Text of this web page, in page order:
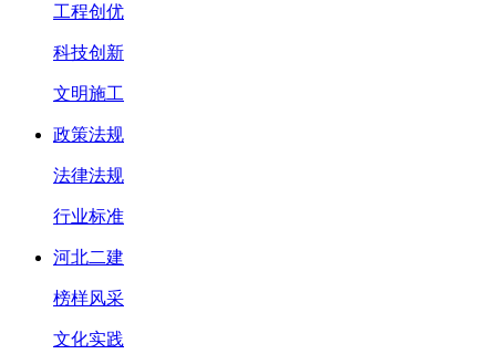
工程创优
科技创新
文明施工
政策法规
法律法规
行业标准
河北二建
榜样风采
文化实践